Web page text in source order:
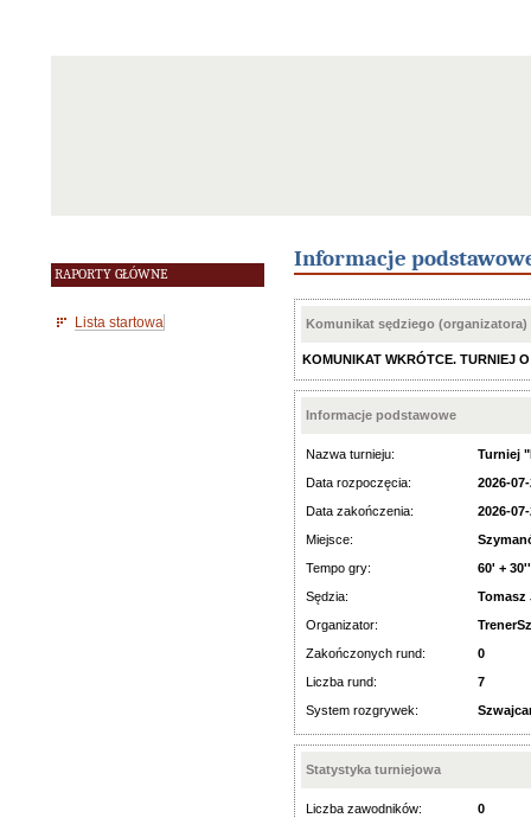
RAPORTY GŁÓWNE
Lista startowa
Informacje
Komunikat sędziego (organizatora)
KOMUNIKAT WKRÓTCE. TURNIEJ
Informacje podstawowe
Nazwa turnieju:
Turniej
Data rozpoczęcia:
2026-
Data zakończenia:
2026-
Miejsce:
Tempo gry:
60' +
Sędzia:
Tomasz
Organizator:
Zakończonych rund:
0
Liczba rund:
7
System rozgrywek:
Statystyka turniejowa
Liczba zawodników:
0